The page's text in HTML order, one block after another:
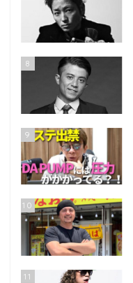
8
9
10
11